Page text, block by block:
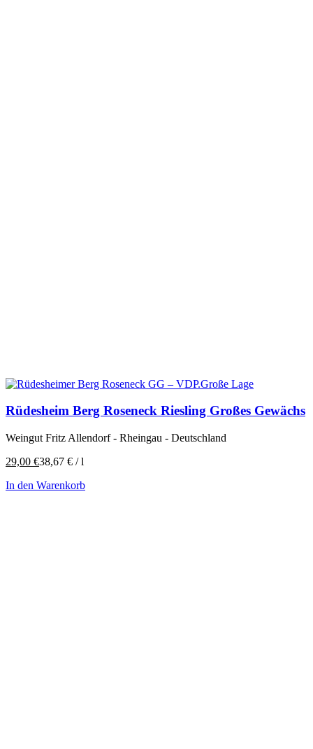
Rüdesheim Berg Roseneck Riesling Großes Gewächs
Weingut Fritz Allendorf - Rheingau - Deutschland
29,00 €38,67 € /l
In den Warenkorb